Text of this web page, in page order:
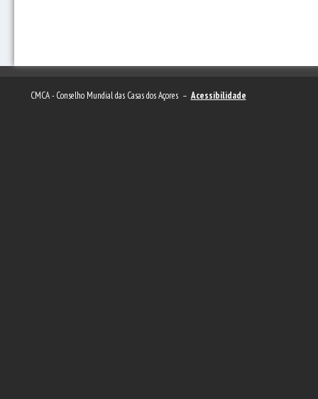
CMCA - Conselho Mundial das Casas dos Açores – Acessibilidade